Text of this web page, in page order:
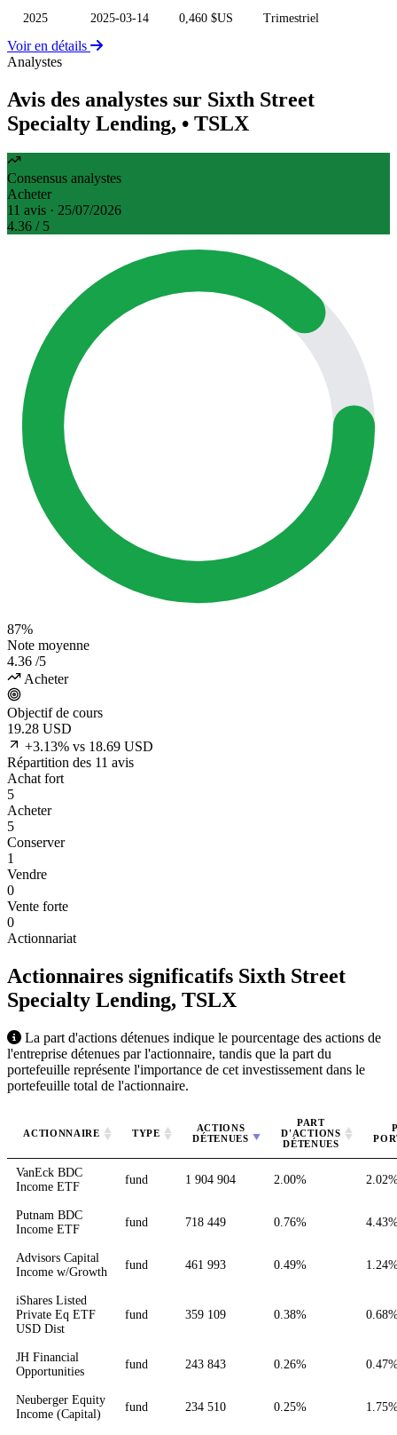
2025 2025-03-14 0,460 $US Trimestriel
Voir en détails
Analystes
Avis des analystes sur Sixth Street
Specialty Lending, • TSLX
Consensus analystes
Acheter
11 avis · 25/07/2026
4.36 / 5
87%
Note moyenne
4.36 /5
Acheter
Objectif de cours
19.28 USD
+3.13% vs 18.69 USD
Répartition des 11 avis
Achat fort
5
Acheter
5
Conserver
1
Vendre
0
Vente forte
0
Actionnariat
Actionnaires significatifs Sixth Street
Specialty Lending, TSLX
La part d'actions détenues indique le pourcentage des actions de
l'entreprise détenues par l'actionnaire, tandis que la part du
portefeuille représente l'importance de cet investissement dans le
portefeuille total de l'actionnaire.
ACTIONNAIRE TYPE
ACTIONS
DÉTENUES
PART
D'ACTIONS
DÉTENUES
VanEck BDC
Income ETF
fund 1 904 904 2.00%
Putnam BDC
Income ETF
fund 718 449 0.76%
Advisors Capital
Income w/Growth
fund 461 993 0.49%
iShares Listed
Private Eq ETF
USD Dist
fund 359 109 0.38%
JH Financial
Opportunities
fund 243 843 0.26%
Neuberger Equity
Income (Capital)
fund 234 510 0.25%